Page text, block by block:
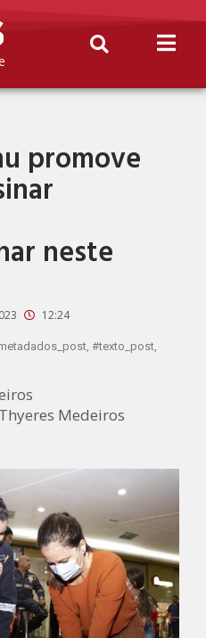
promove
neste
12:24
#texto_post,
Thyeres Medeiros